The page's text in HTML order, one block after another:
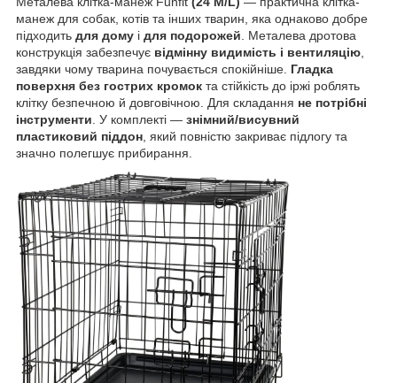
манеж для собак, котів та інших тварин, яка однаково добре
підходить для дому і для подорожей. Металева дротова
конструкція забезпечує відмінну видимість і вентиляцію,
завдяки чому тварина почувається спокійніше. Гладка
поверхня без гострих кромок та стійкість до іржі роблять
клітку безпечною й довговічною. Для складання не потрібні
інструменти. У комплекті — знімний/висувний
пластиковий піддон, який повністю закриває підлогу та
значно полегшує прибирання.